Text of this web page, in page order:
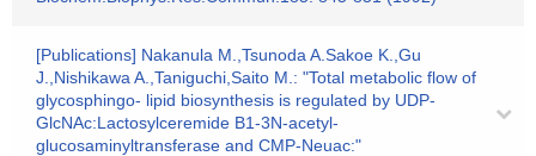
[Publications] Nakanula M.,Tsunoda A.Sakoe K.,Gu
J.,Nishikawa A.,Taniguchi,Saito M.: "Total metabolic flow of
glycosphingo- lipid biosynthesis is regulated by UDP-
GlcNAc:Lactosylceremide B1-3N-acetyl-
glucosaminyltransferase and CMP-Neuac:"